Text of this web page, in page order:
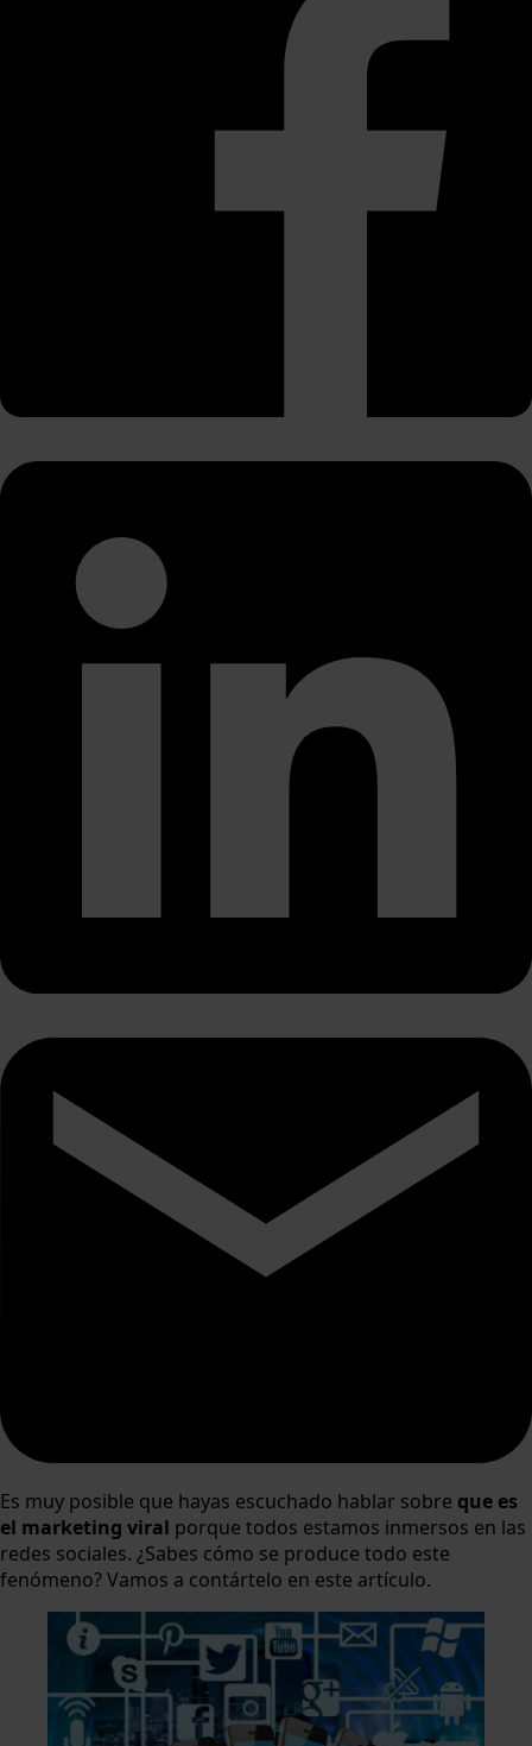
Es muy posible que hayas escuchado hablar sobre que es
el marketing viral porque todos estamos inmersos en las
redes sociales. ¿Sabes cómo se produce todo este
fenómeno? Vamos a contártelo en este artículo.